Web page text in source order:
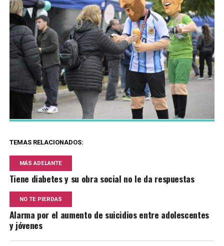
TEMAS RELACIONADOS:
MÁS ADELANTE
Tiene diabetes y su obra social no le da respuestas
NO TE PIERDAS
Alarma por el aumento de suicidios entre adolescentes
y jóvenes